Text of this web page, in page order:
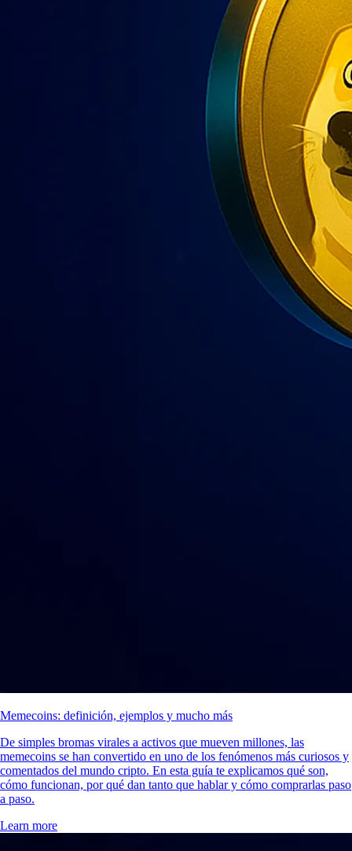
Memecoins: definición, ejemplos y mucho más
De simples bromas virales a activos que mueven millones, las
memecoins se han convertido en uno de los fenómenos más curiosos y
comentados del mundo cripto. En esta guía te explicamos qué son,
cómo funcionan, por qué dan tanto que hablar y cómo comprarlas paso
a paso.
Learn more